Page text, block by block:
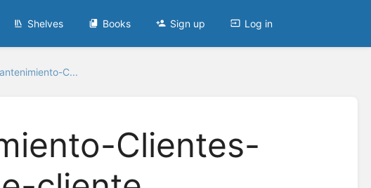
Shelves Books Sign up Log in
C...
Clientes-